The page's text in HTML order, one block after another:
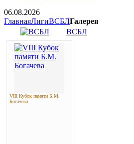
06.08.2026
ГлавнаяЛигиВСБЛГалерея
ВСБЛ
VIII Кубок памяти Б.М.
Богачева